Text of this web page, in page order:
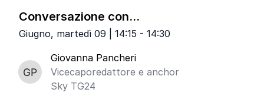
Conversazione con...
Giugno, martedì 09 | 14:15 - 14:30
Giovanna Pancheri
Vicecaporedattore e anchor
Sky TG24